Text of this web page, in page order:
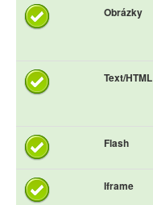
Obrázky
Text/HTML
Flash
Iframe